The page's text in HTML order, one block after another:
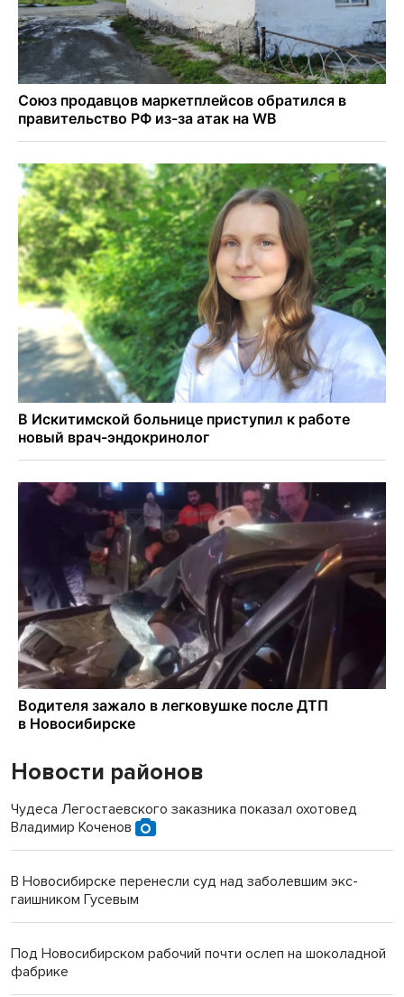
Новости районов
Чудеса Легостаевского заказника показал охотовед
Владимир Коченов
В Новосибирске перенесли суд над заболевшим экс-
гаишником Гусевым
Под Новосибирском рабочий почти ослеп на шоколадной
фабрике